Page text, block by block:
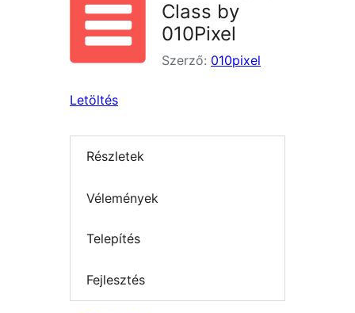
Class by
010Pixel
Szerző: 010pixel
Letöltés
Részletek
Vélemények
Telepítés
Fejlesztés